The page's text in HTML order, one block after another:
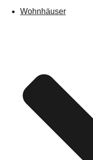
Wohnhäuser